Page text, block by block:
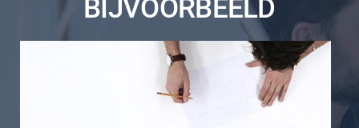
BIJVOORBEELD